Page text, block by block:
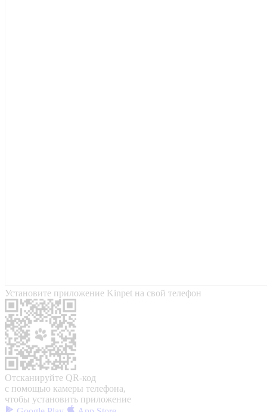
Установите приложение Kinpet на свой телефон
Отсканируйте QR-код
с помощью камеры телефона,
чтобы установить приложение